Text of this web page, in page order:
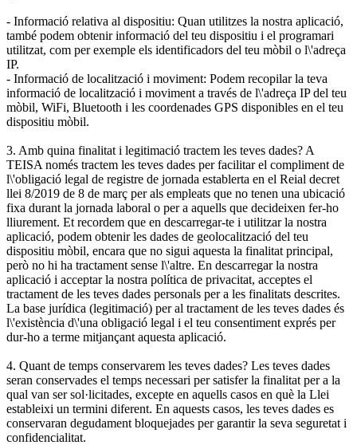
- Informació relativa al dispositiu: Quan utilitzes la nostra aplicació,
també podem obtenir informació del teu dispositiu i el programari
utilitzat, com per exemple els identificadors del teu mòbil o l\'adreça
IP.
- Informació de localització i moviment: Podem recopilar la teva
informació de localització i moviment a través de l\'adreça IP del teu
mòbil, WiFi, Bluetooth i les coordenades GPS disponibles en el teu
dispositiu mòbil.
3. Amb quina finalitat i legitimació tractem les teves dades? A
TEISA només tractem les teves dades per facilitar el compliment de
l\'obligació legal de registre de jornada establerta en el Reial decret
llei 8/2019 de 8 de març per als empleats que no tenen una ubicació
fixa durant la jornada laboral o per a aquells que decideixen fer-ho
lliurement. Et recordem que en descarregar-te i utilitzar la nostra
aplicació, podem obtenir les dades de geolocalització del teu
dispositiu mòbil, encara que no sigui aquesta la finalitat principal,
però no hi ha tractament sense l\'altre. En descarregar la nostra
aplicació i acceptar la nostra política de privacitat, acceptes el
tractament de les teves dades personals per a les finalitats descrites.
La base jurídica (legitimació) per al tractament de les teves dades és
l\'existència d\'una obligació legal i el teu consentiment exprés per
dur-ho a terme mitjançant aquesta aplicació.
4. Quant de temps conservarem les teves dades? Les teves dades
seran conservades el temps necessari per satisfer la finalitat per a la
qual van ser sol·licitades, excepte en aquells casos en què la Llei
estableixi un termini diferent. En aquests casos, les teves dades es
conservaran degudament bloquejades per garantir la seva seguretat i
confidencialitat.